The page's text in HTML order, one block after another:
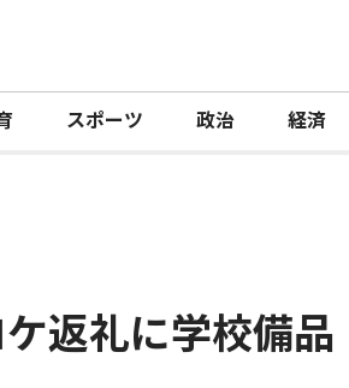
スポーツ 政治 経済
返礼に学校備品